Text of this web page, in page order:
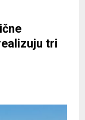
tri